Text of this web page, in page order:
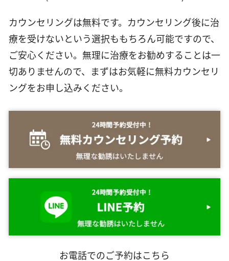
カウンセリングは無料です。カウンセリング後に治
療を受けないという選択ももちろん可能ですので、
ご安心ください。無理に治療をお勧めすることは一
切ありませんので、まずはお気軽に無料カウンセリ
ングをお申し込みください。
お電話でのご予約はこちら